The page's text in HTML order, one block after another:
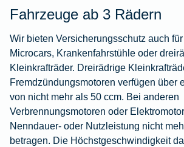
Fahrzeuge ab 3 Rädern
Wir bieten Versicherungsschutz auch
Microcars, Krankenfahrstühle oder
Kleinkrafträder. Dreirädrige
Fremdzündungsmotoren verfügen über
von nicht mehr als 50 ccm. Bei anderen
Verbrennungsmotoren oder
Nenndauer- oder Nutzleistung nicht
betragen. Die Höchstgeschwindigkeit